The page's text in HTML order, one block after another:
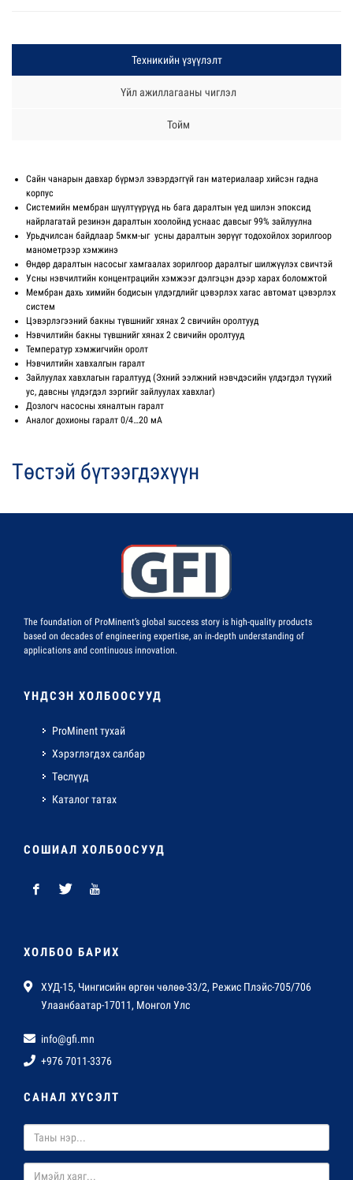
Техникийн үзүүлэлт
Үйл ажиллагааны чиглэл
Тойм
Сайн чанарын давхар бүрмэл зэвэрдэггүй ган материалаар хийсэн гадна
корпус
Системийн мембран шүүлтүүрүүд нь бага даралтын үед шилэн эпоксид
найрлагатай резинэн даралтын хоолойнд уснаас давсыг 99% зайлуулна
Урьдчилсан байдлаар 5мкм-ыг усны даралтын зөрүүг тодохойлох зорилгоор
манометрээр хэмжинэ
Өндөр даралтын насосыг хамгаалах зорилгоор даралтыг шилжүүлэх свичтэй
Усны нэвчилтийн концентрацийн хэмжээг дэлгэцэн дээр харах боломжтой
Мембран дахь химийн бодисын үлдэгдлийг цэвэрлэх хагас автомат цэвэрлэх
систем
Цэвэрлэгээний бакны түвшнийг хянах 2 свичийн оролтууд
Нэвчилтийн бакны түвшнийг хянах 2 свичийн оролтууд
Температур хэмжигчийн оролт
Нэвчилтийн хавхалгын гаралт
Зайлуулах хавхлагын гаралтууд (Эхний ээлжний нэвчдэсийн үлдэгдэл түүхий
ус, давсны үлдэгдэл зэргийг зайлуулах хавхлаг)
Дозлогч насосны хяналтын гаралт
Аналог дохионы гаралт 0/4…20 мА
Төстэй бүтээгдэхүүн
The foundation of ProMinent’s global success story is high-quality products
based on decades of engineering expertise, an in-depth understanding of
applications and continuous innovation.
ҮНДСЭН ХОЛБООСУУД
ProMinent тухай
Хэрэглэгдэх салбар
Төслүүд
Каталог татах
СОШИАЛ ХОЛБООСУУД
ХОЛБОО БАРИХ
ХУД-15, Чингисийн өргөн чөлөө-33/2, Режис Плэйс-705/706
Улаанбаатар-17011, Монгол Улс
info@gfi.mn
+976 7011-3376
САНАЛ ХҮСЭЛТ